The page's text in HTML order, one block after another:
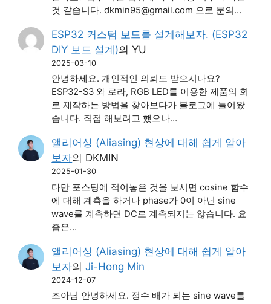
것 같습니다. dkmin95@gmail.com 으로 문의…
ESP32 커스텀 보드를 설계해보자. (ESP32
DIY 보드 설계)의YU
2025-03-10
안녕하세요. 개인적인 의뢰도 받으시나요?
ESP32-S3 와 로라, RGB LED를 이용한 제품의 회
로 제작하는 방법을 찾아보다가 블로그에 들어왔
습니다. 직접 해보려고 했으나…
앨리어싱 (Aliasing) 현상에 대해 쉽게 알아
보자의 DKMIN
2025-01-30
다만 포스팅에 적어놓은 것을 보시면 cosine 함수
에 대해 계측을 하거나 phase가 0이 아닌 sine
wave를 계측하면 DC로 계측되지는 않습니다. 요
즘은…
앨리어싱 (Aliasing) 현상에 대해 쉽게 알아
보자의Ji-Hong Min
2024-12-07
조아님 안녕하세요. 정수 배가 되는 sine wave를